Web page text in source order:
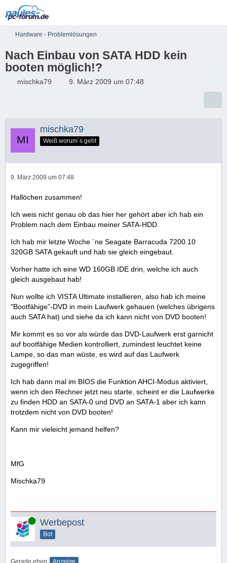
Hardware - Problemlösungen
Nach Einbau von SATA HDD kein
booten möglich!?
mischka79 9. März 2009 um 07:48
mischka79
Weiß worum´s geht
9. März 2009 um 07:48
Hallöchen zusammen!
Ich weis nicht genau ob das hier her gehört aber ich hab ein
Problem nach dem Einbau meiner SATA-HDD.
Ich hab mir letzte Woche ´ne Seagate Barracuda 7200.10
320GB SATA gekauft und hab sie gleich eingebaut.
Vorher hatte ich eine WD 160GB IDE drin, welche ich auch
gleich ausgebaut hab!
Nun wollte ich VISTA Ultimate installieren, also hab ich meine
"Bootfähige"-DVD in mein Laufwerk gehauen (welches übrigens
auch SATA hat) und siehe da ich kann nicht von DVD booten!
Mir kommt es so vor als würde das DVD-Laufwerk erst garnicht
auf bootfähige Medien kontrolliert, zumindest leuchtet keine
Lampe, so das man wüste, es wird auf das Laufwerk
zugegriffen!
Ich hab dann mal im BIOS die Funktion AHCI-Modus aktiviert,
wenn ich den Rechner jetzt neu starte, scheint er die Laufwerke
zu finden HDD an SATA-0 und DVD an SATA-1 aber ich kann
trotzdem nicht von DVD booten!
Kann mir vieleicht jemand helfen?
MfG
Mischka79
Online Werbepost
Bot
Gerade eben Anzeige